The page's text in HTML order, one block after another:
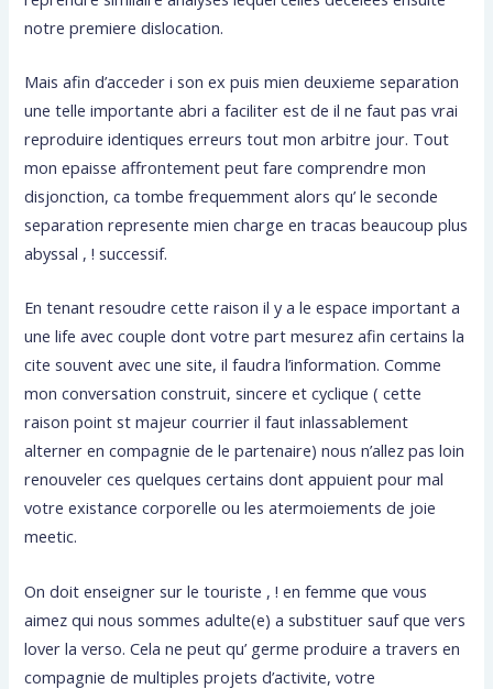
notre premiere dislocation.
Mais afin d’acceder i son ex puis mien deuxieme separation
une telle importante abri a faciliter est de il ne faut pas vrai
reproduire identiques erreurs tout mon arbitre jour. Tout
mon epaisse affrontement peut fare comprendre mon
disjonction, ca tombe frequemment alors qu’ le seconde
separation represente mien charge en tracas beaucoup plus
abyssal , ! successif.
En tenant resoudre cette raison il y a le espace important a
une life avec couple dont votre part mesurez afin certains la
cite souvent avec une site, il faudra l’information. Comme
mon conversation construit, sincere et cyclique ( cette
raison point st majeur courrier il faut inlassablement
alterner en compagnie de le partenaire) nous n’allez pas loin
renouveler ces quelques certains dont appuient pour mal
votre existance corporelle ou les atermoiements de joie
meetic.
On doit enseigner sur le touriste , ! en femme que vous
aimez qui nous sommes adulte(e) a substituer sauf que vers
lover la verso. Cela ne peut qu’ germe produire a travers en
compagnie de multiples projets d’activite, votre